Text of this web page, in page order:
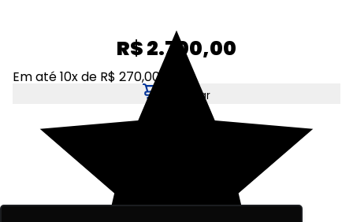
R$ 2.700,00
Em até 10x de R$ 270,00
Adicionar